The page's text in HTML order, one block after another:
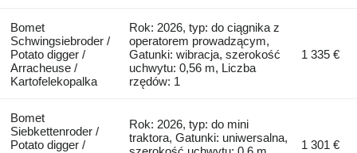
Bomet
Schwingsiebroder /
Potato digger /
Arracheuse /
Kartofelekopalka
Rok: 2026, typ: do ciągnika z
operatorem prowadzącym,
Gatunki: wibracja, szerokość
uchwytu: 0,56 m, Liczba
rzędów: 1
1 335 €
Bomet
Siebkettenroder /
Potato digger /
Rok: 2026, typ: do mini
traktora, Gatunki: uniwersalna,
1 301 €